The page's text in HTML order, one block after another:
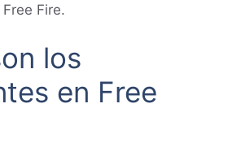
Fire.
los
en Free